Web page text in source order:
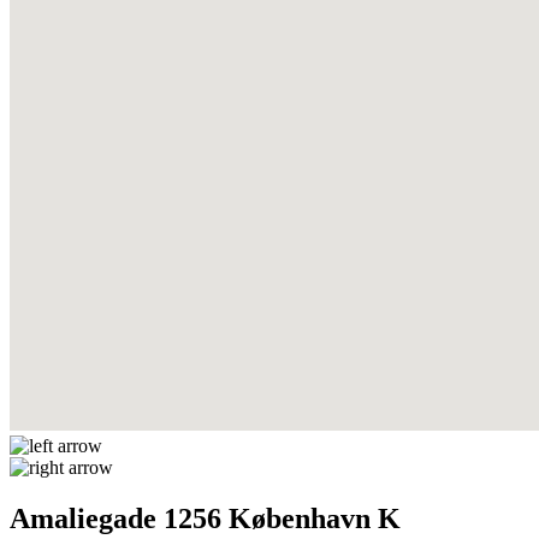
Amaliegade 1256 København K